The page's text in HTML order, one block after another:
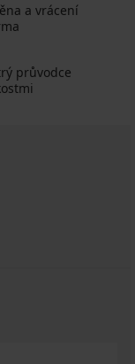
a vrácení
průvodce